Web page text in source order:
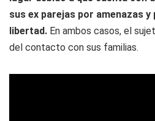
sus ex parejas por amenazas
libertad. En ambos casos, el
del contacto con sus familias.